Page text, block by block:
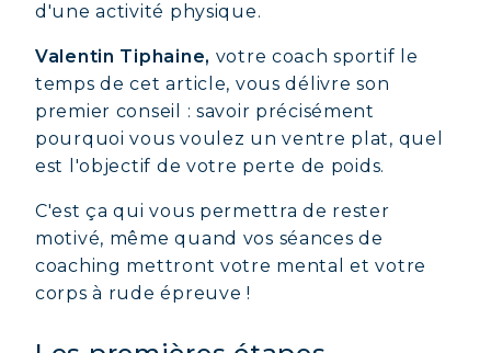
d'une activité physique.
Valentin Tiphaine, votre coach sportif le
temps de cet article, vous délivre son
premier conseil : savoir précisément
pourquoi vous voulez un ventre plat, quel
est l'objectif de votre perte de poids.
C'est ça qui vous permettra de rester
motivé, même quand vos séances de
coaching mettront votre mental et votre
corps à rude épreuve !